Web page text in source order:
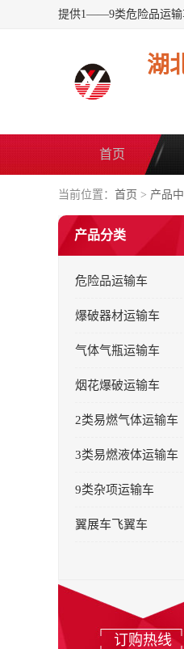
湖
首页
当前位置： 首页 > 产品
产品分类
危险品运输车
爆破器材运输车
气体气瓶运输车
烟花爆破运输车
2类易燃气体运输车
3类易燃液体运输车
9类杂项运输车
翼展车飞翼车
订购热线